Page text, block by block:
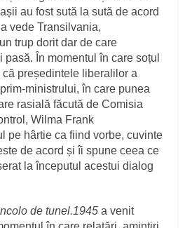
au fost sută la sută de acord
vede Transilvania,
trup dorit dar de care
În momentul în care soțul
președintele liberalilor a
ministrului, în care punea
rasială făcută de Comisia
Wilma Frank
pe hârtie ca fiind vorbe, cuvinte
de acord și îi spune ceea ce
la începutul acestui dialog
de tunel.1945a venit